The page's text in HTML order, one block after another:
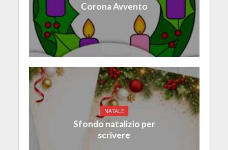
Corona Avvento
NATALE
Sfondo natalizio per
scrivere